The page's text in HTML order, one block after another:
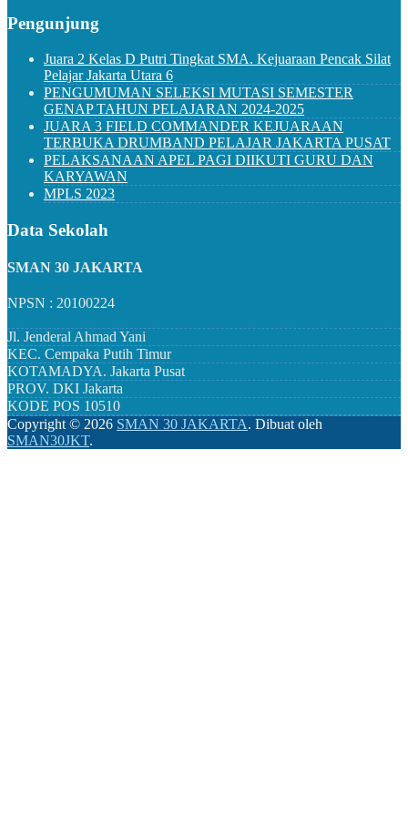
Pengunjung
Juara 2 Kelas D Putri Tingkat SMA. Kejuaraan Pencak Silat
Pelajar Jakarta Utara 6
PENGUMUMAN SELEKSI MUTASI SEMESTER
GENAP TAHUN PELAJARAN 2024-2025
JUARA 3 FIELD COMMANDER KEJUARAAN
TERBUKA DRUMBAND PELAJAR JAKARTA PUSAT
PELAKSANAAN APEL PAGI DIIKUTI GURU DAN
KARYAWAN
MPLS 2023
Data Sekolah
SMAN 30 JAKARTA
NPSN : 20100224
Jl. Jenderal Ahmad Yani
KEC. Cempaka Putih Timur
KOTAMADYA. Jakarta Pusat
PROV. DKI Jakarta
KODE POS 10510
Copyright © 2026 SMAN 30 JAKARTA. Dibuat oleh
SMAN30JKT.